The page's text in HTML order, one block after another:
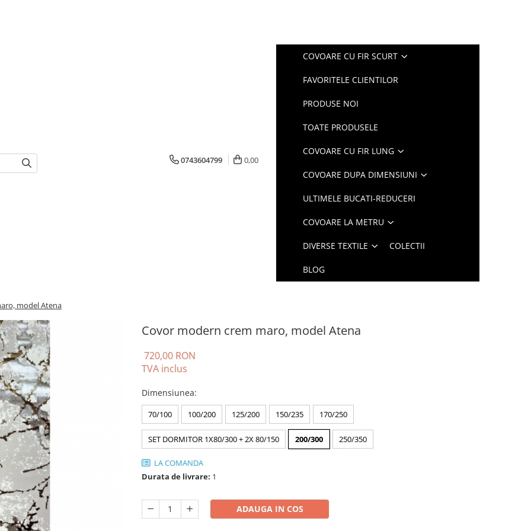
0743604799 0,00
COVOARE CU FIR SCURT
FAVORITELE CLIENTILOR
PRODUSE NOI
TOATE PRODUSELE
COVOARE CU FIR LUNG
COVOARE DUPA DIMENSIUNI
ULTIMELE BUCATI-REDUCERI
COVOARE LA METRU
DIVERSE TEXTILE COLECTII
BLOG
model Atena
Covor modern crem maro, model Atena
720,00 RON
TVA inclus
Dimensiunea:
70/100 100/200 125/200 150/235 170/250
SET DORMITOR 1X80/300 + 2X 80/150 200/300 250/350
LA COMANDA
Durata de livrare: 1
ADAUGA IN COS